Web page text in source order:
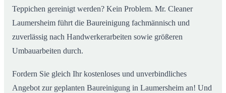
Teppichen gereinigt werden? Kein Problem. Mr. Cleaner
Laumersheim führt die Baureinigung fachmännisch und
zuverlässig nach Handwerkerarbeiten sowie größeren
Umbauarbeiten durch.
Fordern Sie gleich Ihr kostenloses und unverbindliches
Angebot zur geplanten Baureinigung in Laumersheim an! Und